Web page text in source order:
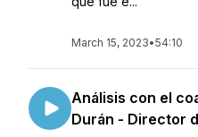
March 15, 2023•54:10
Análisis con el
Durán - Director